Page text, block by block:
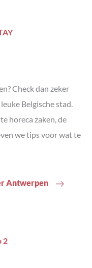
Check dan zeker
Belgische stad.
horeca zaken, de
we tips voor wat te
Antwerpen